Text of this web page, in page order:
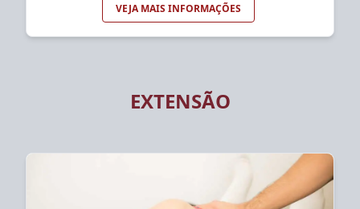
VEJA MAIS INFORMAÇÕES
EXTENSÃO